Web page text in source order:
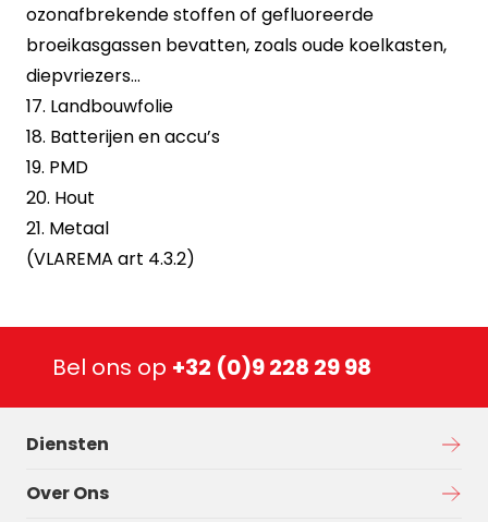
ozonafbrekende stoffen of gefluoreerde
broeikasgassen bevatten, zoals oude koelkasten,
diepvriezers…
17. Landbouwfolie
18. Batterijen en accu’s
19. PMD
20. Hout
21. Metaal
(VLAREMA art 4.3.2)
Bel ons op +32 (0)9 228 29 98
Diensten
Over Ons